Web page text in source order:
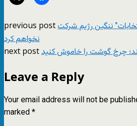
previous postننگین رژیم شرکت
نخواهم کرد
next postچرخ گوشت را خاموش کنید
Leave a Reply
Your email address will not be
marked*